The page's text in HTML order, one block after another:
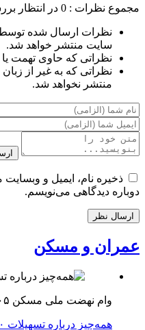
مجموع نظرات : 0 در انتظار
نظرات ارسال شده توسط
سایت منتشر خواهد شد.
نظراتی که حاوی تهمت یا
نظراتی که به غیر از
منتشر نخواهد شد.
ذخیره نام، ایمیل و
دوباره دیدگاهی می‌نویسم.
عمران و مسکن
وام نهضت ملی مسکن ۱۴۰۵؛
همه‌چیز درباره تسهیلات ۸۵۰ میلیونی